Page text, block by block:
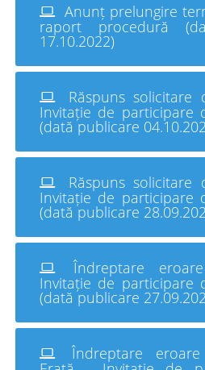
Anunț prelungire
raport procedură
17.10.2022)
Răspuns solicitare
Invitație de participare
(dată publicare
Răspuns solicitare
Invitație de participare
(dată publicare
Îndreptare
Invitație de participare
(dată publicare
Îndreptare